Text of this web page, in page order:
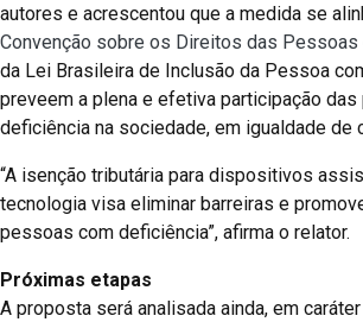
autores e acrescentou que a medida se
Convenção sobre os Direitos das
da Lei Brasileira de Inclusão da Pessoa
preveem a plena e efetiva participação
deficiência na sociedade, em igualdade de
“A isenção tributária para dispositivos
tecnologia visa eliminar barreiras e
pessoas com deficiência”, afirma o relator.
Próximas etapas
A proposta será analisada ainda, em